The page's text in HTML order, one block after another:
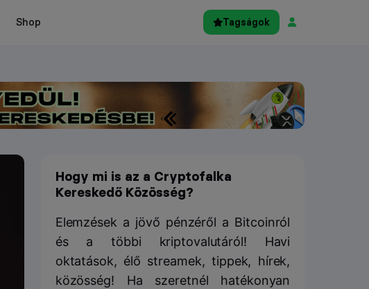
Shop Tagságok
Hogy mi is az a Cryptofalka
Kereskedő Közösség?
Elemzések a jövő pénzéről a Bitcoinról
és a többi kriptovalutáról! Havi
oktatások, élő streamek, tippek, hírek,
közösség! Ha szeretnél hatékonyan